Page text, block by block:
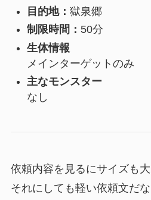
目的地： 獄泉郷
制限時間： 50分
生体情報
メインターゲットのみ
主なモンスター
なし
依頼内容を見るにサイズも大
それにしても軽い依頼文だな